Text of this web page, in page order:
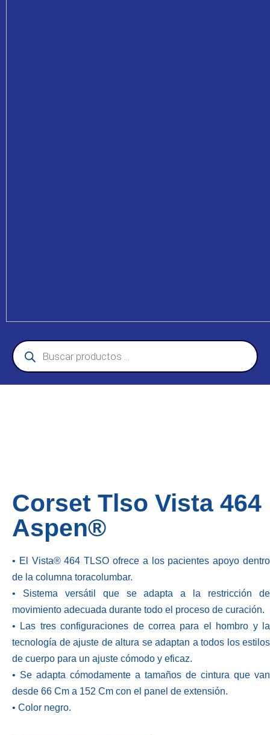
Corset Tlso Vista 464
Aspen®
• El Vista® 464 TLSO ofrece a los pacientes apoyo dentro
de la columna toracolumbar.
• Sistema versátil que se adapta a la restricción de
movimiento adecuada durante todo el proceso de curación.
• Las tres configuraciones de correa para el hombro y la
tecnología de ajuste de altura se adaptan a todos los estilos
de cuerpo para un ajuste cómodo y eficaz.
• Se adapta cómodamente a tamaños de cintura que van
desde 66 Cm a 152 Cm con el panel de extensión.
• Color negro.